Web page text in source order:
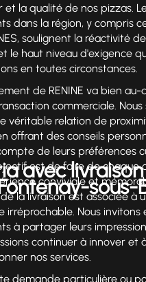
avec
sous-
et la qualité de nos pizzas.
dans la région, y compris
soulignent la réactivité
le haut niveau d'exigence
en toutes circonstances.
de RENINE va bien au-
commerciale. Nous
véritable relation de
offrant des conseils
de leurs préférences
est de faire de chaque
conviviale et
la livraison est associée à
irréprochable. Nous invitons
à partager leurs
continuer à innover et
nos services.
demande particulière ou